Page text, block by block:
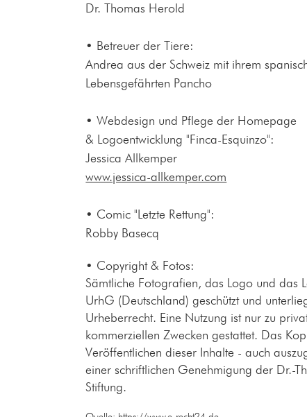
Dr. Thomas Herold
• Betreuer der Tiere:
Andrea aus der Schweiz mit ihrem
Lebensgefährten Pancho
• Webdesign und Pflege der Homepage
& Logoentwicklung "Finca-Esquinzo":
Jessica Allkemper
www.jessica-allkemper.com
• Comic "Letzte Rettung":
Robby Basecq
• Copyright & Fotos:
Sämtliche Fotografien, das Logo und das
UrhG (Deutschland) geschützt und
Urheberrecht. Eine Nutzung ist nur zu
kommerziellen Zwecken gestattet. Das
Veröffentlichen dieser Inhalte - auch
einer schriftlichen Genehmigung der Dr.-
Stiftung.